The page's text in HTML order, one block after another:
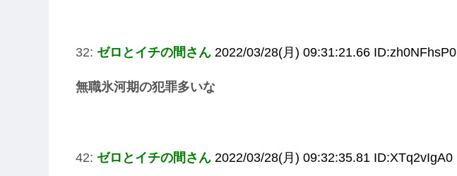
32: ゼロとイチの間さん 2022/03/28(月) 09:31:21.66 ID:zh0NFhsP0
無職氷河期の犯罪多いな
42: ゼロとイチの間さん 2022/03/28(月) 09:32:35.81 ID:XTq2vIgA0